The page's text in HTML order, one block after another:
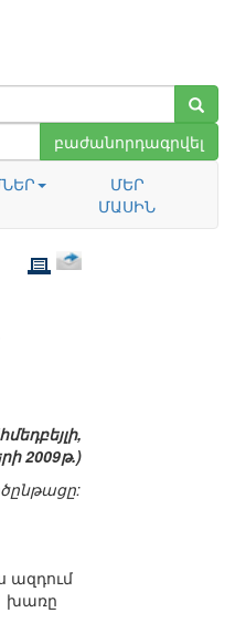
բաժանորդագրվել
ՄԵՐ
ՄԱՍԻՆ
2009թ.)
ազդում
խառը